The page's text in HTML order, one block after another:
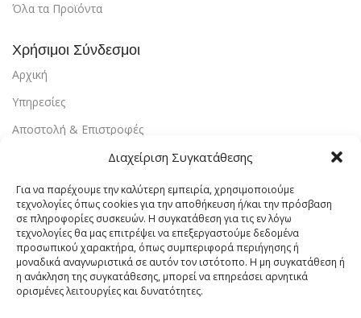
Διαχείριση Συγκατάθεσης
Για να παρέχουμε την καλύτερη εμπειρία, χρησιμοποιούμε
τεχνολογίες όπως cookies για την αποθήκευση ή/και την πρόσβαση
σε πληροφορίες συσκευών. Η συγκατάθεση για τις εν λόγω
τεχνολογίες θα μας επιτρέψει να επεξεργαστούμε δεδομένα
προσωπικού χαρακτήρα, όπως συμπεριφορά περιήγησης ή
μοναδικά αναγνωριστικά σε αυτόν τον ιστότοπο. Η μη συγκατάθεση ή
η ανάκληση της συγκατάθεσης, μπορεί να επηρεάσει αρνητικά
ορισμένες λειτουργίες και δυνατότητες.
Όλα τα Προϊόντα
Χρήσιμοι Σύνδεσμοι
Αρχική
Υπηρεσίες
Αποστολή & Επιστροφές
Εντοπισμός Παραγγελίας
Λογαριασμός
Πολιτική Απορρήτου
Πολιτική Cookies
Όροι Χρήσης